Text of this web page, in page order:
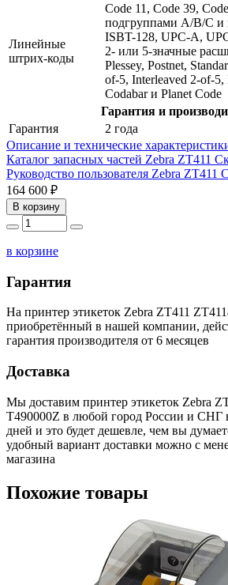
Линейные
штрих-коды
Code 11, Code 39,
подгруппами A/B/C и
ISBT-128, UPC-A,
2- или 5-значные
Plessey, Postnet,
of-5, Interleaved 2-of-
Codabar и Planet Code
Гарантия и
Гарантия
2 года
Описание и технические
Каталог запасных частей Zebra ZT411
Руководство пользователя Zebra ZT411
164 600 ₽
В корзину
в корзине
Гарантия
На принтер этикеток Zebra ZT411
приобретённый в нашей компании,
гарантия производителя от 6 месяцев
Доставка
Мы доставим принтер этикеток Zebra
T490000Z в любой город России и СНГ
дней и это будет дешевле, чем вы
удобный вариант доставки можно с
магазина
Похожие товары